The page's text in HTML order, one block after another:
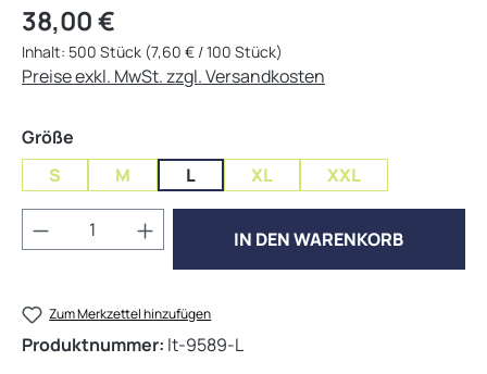
Regulärer Preis:
38,00 €
Inhalt: 500 Stück (7,60 € / 100 Stück)
Preise exkl. MwSt. zzgl. Versandkosten
Größe
S
M L XL XXL
Produkt Anzahl: Gib den gewünschten
IN DEN WARENKORB
Zum Merkzettel hinzufügen
Produktnummer: lt-9589-L